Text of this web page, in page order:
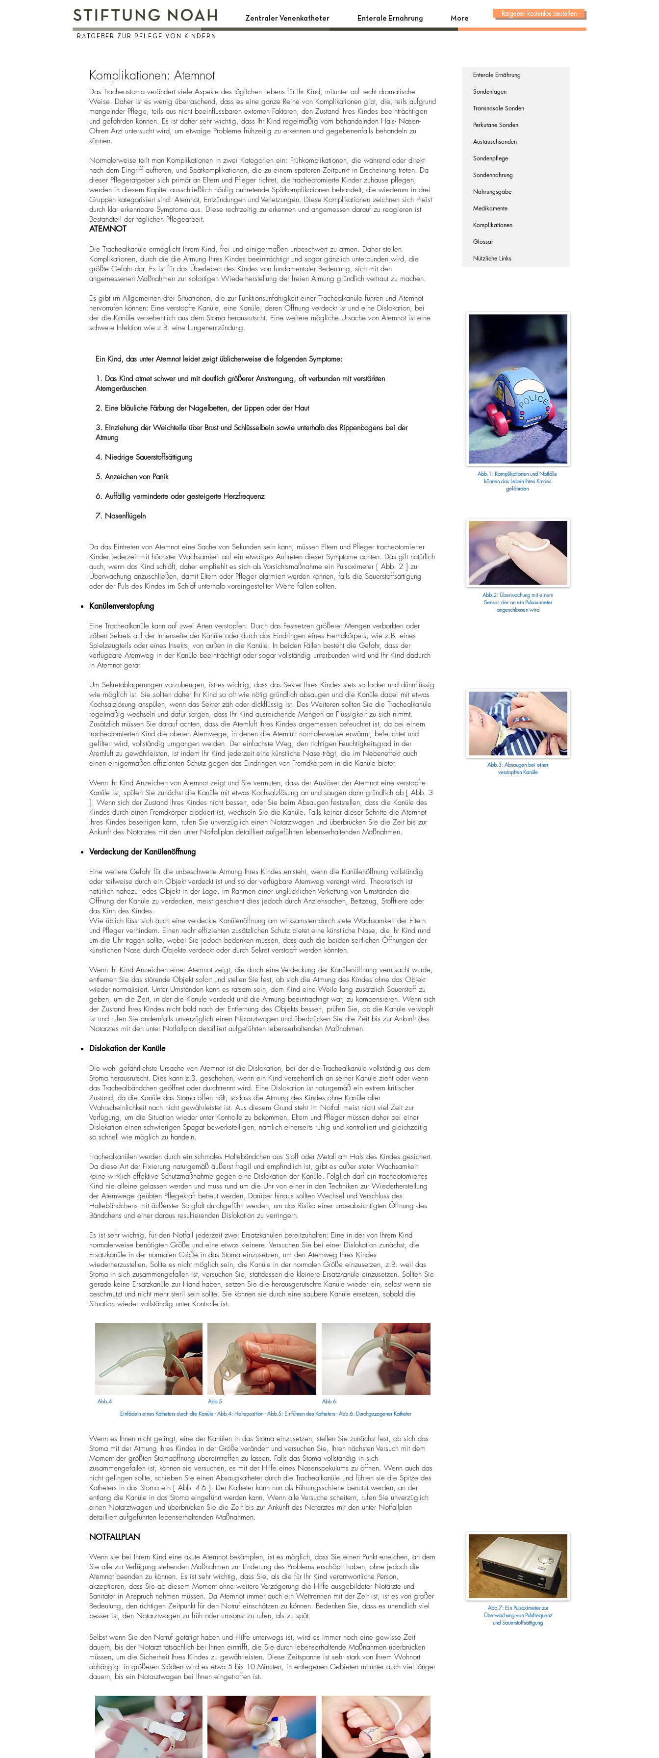
Zentraler Venenkatheter Enterale Ernährung More
Ratgeber kostenlos bestellen
RATGEBER ZUR PFLEGE VON KINDERN
Komplikationen: Atemnot
Das Tracheostoma verändert viele Aspekte des täglichen Lebens für Ihr Kind, mitunter auf recht dramatische
Weise. Daher ist es wenig überraschend, dass es eine ganze Reihe von Komplikationen gibt, die, teils aufgrund
mangelnder Pflege, teils aus nicht beeinflussbaren externen Faktoren, den Zustand Ihres Kindes beeinträchtigen
und gefährden können. Es ist daher sehr wichtig, dass Ihr Kind regelmäßig vom behandelnden Hals- Nasen-
Ohren Arzt untersucht wird, um etwaige Probleme frühzeitig zu erkennen und gegebenenfalls behandeln zu
können.
Normalerweise teilt man Komplikationen in zwei Kategorien ein: Frühkomplikationen, die während oder direkt
nach dem Eingriff auftreten, und Spätkomplikationen, die zu einem späteren Zeitpunkt in Erscheinung treten. Da
dieser Pflegeratgeber sich primär an Eltern und Pfleger richtet, die tracheotomierte Kinder zuhause pflegen,
werden in diesem Kapitel ausschließlich häufig auftretende Spätkomplikationen behandelt, die wiederum in drei
Gruppen kategorisiert sind: Atemnot, Entzündungen und Verletzungen. Diese Komplikationen zeichnen sich meist
durch klar erkennbare Symptome aus. Diese rechtzeitig zu erkennen und angemessen darauf zu reagieren ist
Bestandteil der täglichen Pflegearbeit.
Enterale Ernährung
Sondenlagen
Transnasale Sonden
Perkutane Sonden
Austauschsonden
Sondenpflege
Sondennahrung
Nahrungsgabe
Medikamente
Komplikationen
Glossar
Nützliche Links
ATEMNOT​
Die Trachealkanüle ermöglicht Ihrem Kind, frei und einigermaßen unbeschwert zu atmen. Daher stellen
Komplikationen, durch die die Atmung Ihres Kindes beeinträchtigt und sogar gänzlich unterbunden wird, die
größte Gefahr dar. Es ist für das Überleben des Kindes von fundamentaler Bedeutung, sich mit den
angemessenen Maßnahmen zur sofortigen Wiederherstellung der freien Atmung gründlich vertraut zu machen.
Es gibt im Allgemeinen drei Situationen, die zur Funktionsunfähigkeit einer Trachealkanüle führen und Atemnot
hervorrufen können: Eine verstopfte Kanüle, eine Kanüle, deren Öffnung verdeckt ist und eine Dislokation, bei
der die Kanüle versehentlich aus dem Stoma herausrutscht. Eine weitere mögliche Ursache von Atemnot ist eine
schwere Infektion wie z.B. eine Lungenentzündung.
Ein Kind, das unter Atemnot leidet zeigt üblicherweise die folgenden Symptome:
1. Das Kind atmet schwer und mit deutlich größerer Anstrengung, oft verbunden mit verstärkten
Atemgeräuschen
2. Eine bläuliche Färbung der Nagelbetten, der Lippen oder der Haut
3. Einziehung der Weichteile über Brust und Schlüsselbein sowie unterhalb des Rippenbogens bei der
Atmung
4. Niedrige Sauerstoffsättigung
5. Anzeichen von Panik
6. Auffällig verminderte oder gesteigerte Herzfrequenz
7. Nasenflügeln
Abb.1: Komplikationen und Notfälle
können das Leben Ihres Kindes
gefährden
Da das Eintreten von Atemnot eine Sache von Sekunden sein kann, müssen Eltern und Pfleger tracheotomierter
Kinder jederzeit mit höchster Wachsamkeit auf ein etwaiges Auftreten dieser Symptome achten. Das gilt natürlich
auch, wenn das Kind schläft, daher empfiehlt es sich als Vorsichtsmaßnahme ein Pulsoximeter [ Abb. 2 ] zur
Überwachung anzuschließen, damit Eltern oder Pfleger alarmiert werden können, falls die Sauerstoffsättigung
oder der Puls des Kindes im Schlaf unterhalb voreingestellter Werte fallen sollten.
Kanülenverstopfung
Eine Trachealkanüle kann auf zwei Arten verstopfen: Durch das Festsetzen größerer Mengen verborkten oder
zähen Sekrets auf der Innenseite der Kanüle oder durch das Eindringen eines Fremdkörpers, wie z.B. eines
Spielzeugteils oder eines Insekts, von außen in die Kanüle. In beiden Fällen besteht die Gefahr, dass der
verfügbare Atemweg in der Kanüle beeinträchtigt oder sogar vollständig unterbunden wird und Ihr Kind dadurch
in Atemnot gerät.
​Um Sekretablagerungen vorzubeugen, ist es wichtig, dass das Sekret Ihres Kindes stets so locker und dünnflüssig
wie möglich ist. Sie sollten daher Ihr Kind so oft wie nötig gründlich absaugen und die Kanüle dabei mit etwas
Kochsalzlösung anspülen, wenn das Sekret zäh oder dickflüssig ist. Des Weiteren sollten Sie die Trachealkanüle
regelmäßig wechseln und dafür sorgen, dass Ihr Kind ausreichende Mengen an Flüssigkeit zu sich nimmt.
Zusätzlich müssen Sie darauf achten, dass die Atemluft Ihres Kindes angemessen befeuchtet ist, da bei einem
tracheotomierten Kind die oberen Atemwege, in denen die Atemluft normalerweise erwärmt, befeuchtet und
gefiltert wird, vollständig umgangen werden. Der einfachste Weg, den richtigen Feuchtigkeitsgrad in der
Atemluft zu gewährleisten, ist indem Ihr Kind jederzeit eine künstliche Nase trägt, die im Nebeneffekt auch
einen einigermaßen effizienten Schutz gegen das Eindringen von Fremdkörpern in die Kanüle bietet.
Wenn Ihr Kind Anzeichen von Atemnot zeigt und Sie vermuten, dass der Auslöser der Atemnot eine verstopfte
Kanüle ist, spülen Sie zunächst die Kanüle mit etwas Kochsalzlösung an und saugen dann gründlich ab [ Abb. 3
]. Wenn sich der Zustand Ihres Kindes nicht bessert, oder Sie beim Absaugen feststellen, dass die Kanüle des
Kindes durch einen Fremdkörper blockiert ist, wechseln Sie die Kanüle. Falls keiner dieser Schritte die Atemnot
Ihres Kindes beseitigen kann, rufen Sie unverzüglich einen Notarztwagen und überbrücken Sie die Zeit bis zur
Ankunft des Notarztes mit den unter Notfallplan detailliert aufgeführten lebenserhaltenden Maßnahmen.
Abb.2: Überwachung mit einem
Sensor, der an ein Pulsoximeter
angeschlossen wird
Abb.3: Absaugen bei einer
verstopften Kanüle
Verdeckung der Kanülenöffnung
Eine weitere Gefahr für die unbeschwerte Atmung Ihres Kindes entsteht, wenn die Kanülenöffnung vollständig
oder teilweise durch ein Objekt verdeckt ist und so der verfügbare Atemweg verengt wird. Theoretisch ist
natürlich nahezu jedes Objekt in der Lage, im Rahmen einer unglücklichen Verkettung von Umständen die
Öffnung der Kanüle zu verdecken, meist geschieht dies jedoch durch Anziehsachen, Bettzeug, Stofftiere oder
das Kinn des Kindes.
Wie üblich lässt sich auch eine verdeckte Kanülenöffnung am wirksamsten durch stete Wachsamkeit der Eltern
und Pfleger verhindern. Einen recht effizienten zusätzlichen Schutz bietet eine künstliche Nase, die Ihr Kind rund
um die Uhr tragen sollte, wobei Sie jedoch bedenken müssen, dass auch die beiden seitlichen Öffnungen der
künstlichen Nase durch Objekte verdeckt oder durch Sekret verstopft werden könnten.
Wenn Ihr Kind Anzeichen einer Atemnot zeigt, die durch eine Verdeckung der Kanülenöffnung verursacht wurde,
entfernen Sie das störende Objekt sofort und stellen Sie fest, ob sich die Atmung des Kindes ohne das Objekt
wieder normalisiert. Unter Umständen kann es ratsam sein, dem Kind eine Weile lang zusätzlich Sauerstoff zu
geben, um die Zeit, in der die Kanüle verdeckt und die Atmung beeinträchtigt war, zu kompensieren. Wenn sich
der Zustand Ihres Kindes nicht bald nach der Entfernung des Objekts bessert, prüfen Sie, ob die Kanüle verstopft
ist und rufen Sie andernfalls unverzüglich einen Notarztwagen und überbrücken Sie die Zeit bis zur Ankunft des
Notarztes mit den unter Notfallplan detailliert aufgeführten lebenserhaltenden Maßnahmen.
Dislokation der Kanüle
Die wohl gefährlichste Ursache von Atemnot ist die Dislokation, bei der die Trachealkanüle vollständig aus dem
Stoma herausrutscht. Dies kann z.B. geschehen, wenn ein Kind versehentlich an seiner Kanüle zieht oder wenn
das Trachealbändchen geöffnet oder durchtrennt wird. Eine Dislokation ist naturgemäß ein extrem kritischer
Zustand, da die Kanüle das Stoma offen hält, sodass die Atmung des Kindes ohne Kanüle aller
Wahrscheinlichkeit nach nicht gewährleistet ist. Aus diesem Grund steht im Notfall meist nicht viel Zeit zur
Verfügung, um die Situation wieder unter Kontrolle zu bekommen. Eltern und Pfleger müssen daher bei einer
Dislokation einen schwierigen Spagat bewerkstelligen, nämlich einerseits ruhig und kontrolliert und gleichzeitig
so schnell wie möglich zu handeln.
Trachealkanülen werden durch ein schmales Haltebändchen aus Stoff oder Metall am Hals des Kindes gesichert.
Da diese Art der Fixierung naturgemäß äußerst fragil und empfindlich ist, gibt es außer steter Wachsamkeit
keine wirklich effektive Schutzmaßnahme gegen eine Dislokation der Kanüle. Folglich darf ein tracheotomiertes
Kind nie alleine gelassen werden und muss rund um die Uhr von einer in den Techniken zur Wiederherstellung
der Atemwege geübten Pflegekraft betreut werden. Darüber hinaus sollten Wechsel und Verschluss des
Haltebändchens mit äußerster Sorgfalt durchgeführt werden, um das Risiko einer unbeabsichtigten Öffnung des
Bändchens und einer daraus resultierenden Dislokation zu verringern.
Es ist sehr wichtig, für den Notfall jederzeit zwei Ersatzkanülen bereitzuhalten: Eine in der von Ihrem Kind
normalerweise benötigten Größe und eine etwas kleinere. Versuchen Sie bei einer Dislokation zunächst, die
Ersatzkanüle in der normalen Größe in das Stoma einzusetzen, um den Atemweg Ihres Kindes
wiederherzustellen. Sollte es nicht möglich sein, die Kanüle in der normalen Größe einzusetzen, z.B. weil das
Stoma in sich zusammengefallen ist, versuchen Sie, stattdessen die kleinere Ersatzkanüle einzusetzen. Sollten Sie
gerade keine Ersatzkanüle zur Hand haben, setzen Sie die herausgerutschte Kanüle wieder ein, selbst wenn sie
beschmutzt und nicht mehr steril sein sollte. Sie können sie durch eine saubere Kanüle ersetzen, sobald die
Situation wieder vollständig unter Kontrolle ist.
Abb.4 Abb.5
Abb.6
Einfädeln eines Katheters durch die Kanüle - Abb.4: Halteposition - Abb.5: Einführen des Katheters - Abb.6: Durchgezogener Katheter
Wenn es Ihnen nicht gelingt, eine der Kanülen in das Stoma einzusetzen, stellen Sie zunächst fest, ob sich das
Stoma mit der Atmung Ihres Kindes in der Größe verändert und versuchen Sie, Ihren nächsten Versuch mit dem
Moment der größten Stomaöffnung übereintreffen zu lassen. Falls das Stoma vollständig in sich
zusammengefallen ist, können sie versuchen, es mit der Hilfe eines Nasenspekulums zu öffnen. Wenn auch das
nicht gelingen sollte, schieben Sie einen Absaugkatheter durch die Trachealkanüle und führen sie die Spitze des
Katheters in das Stoma ein [ Abb. 4-6 ]. Der Katheter kann nun als Führungsschiene benutzt werden, an der
entlang die Kanüle in das Stoma eingeführt werden kann. Wenn alle Versuche scheitern, rufen Sie unverzüglich
einen Notarztwagen und überbrücken Sie die Zeit bis zur Ankunft des Notarztes mit den unter Notfallplan
detailliert aufgeführten lebenserhaltenden Maßnahmen.
NOTFALLPLAN
Wenn sie bei Ihrem Kind eine akute Atemnot bekämpfen, ist es möglich, dass Sie einen Punkt erreichen, an dem
Sie alle zur Verfügung stehenden Maßnahmen zur Linderung des Problems erschöpft haben, ohne jedoch die
Atemnot beenden zu können. Es ist sehr wichtig, dass Sie, als die für Ihr Kind verantwortliche Person,
akzeptieren, dass Sie ab diesem Moment ohne weitere Verzögerung die Hilfe ausgebildeter Notärzte und
Sanitäter in Anspruch nehmen müssen. Da Atemnot immer auch ein Wettrennen mit der Zeit ist, ist es von großer
Bedeutung, den richtigen Zeitpunkt für den Notruf einschätzen zu können. Bedenken Sie, dass es unendlich viel
besser ist, den Notarztwagen zu früh oder umsonst zu rufen, als zu spät.
Abb.7: Ein Pulsoximeter zur
Überwachung von Pulsfrequenz
und Sauerstoffsättigung
Selbst wenn Sie den Notruf getätigt haben und Hilfe unterwegs ist, wird es immer noch eine gewisse Zeit
dauern, bis der Notarzt tatsächlich bei Ihnen eintrifft, die Sie durch lebenserhaltende Maßnahmen überbrücken
müssen, um die Sicherheit Ihres Kindes zu gewährleisten. Diese Zeitspanne ist sehr stark von Ihrem Wohnort
abhängig: in größeren Städten wird es etwa 5 bis 10 Minuten, in entlegenen Gebieten mitunter auch viel länger
dauern, bis ein Notarztwagen bei Ihnen eingetroffen ist.